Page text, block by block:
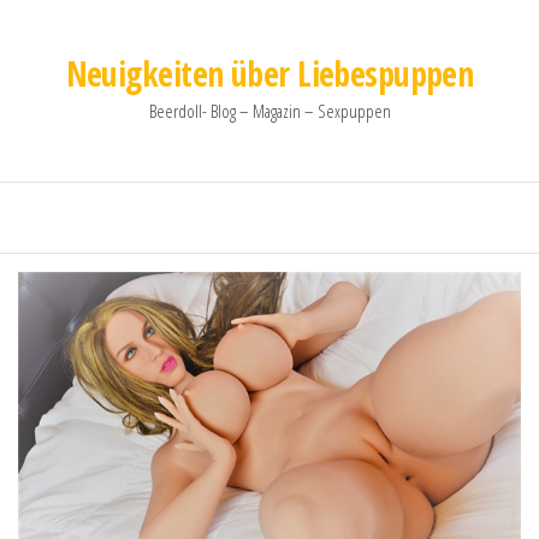
Neuigkeiten über Liebespuppen
Beerdoll- Blog – Magazin – Sexpuppen